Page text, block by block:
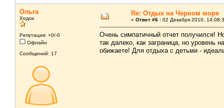
Ольга
Ходок
Репутация: +0/-0
Офлайн
Сообщений: 17
Re: Отдых на Черном море
« Ответ #6 : 02 Декабря 2010,
Очень симпатичный отчет получился!
так далеко, как заграница, но уровень
обижаете! Для отдыха с детьми -